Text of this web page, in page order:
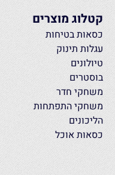
קטלוג מוצרים
כסאות בטיחות
עגלות תינוק
טיולונים
בוסטרים
משחקי חדר
משחקי התפתחות
הליכונים
כסאות אוכל